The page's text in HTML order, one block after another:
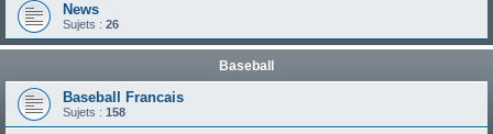
News
Sujets : 26
Baseball
Baseball Francais
Sujets : 158